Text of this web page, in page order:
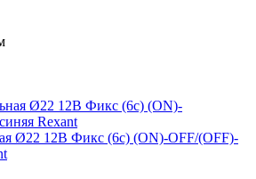
Ø22 12В Фикс (6с) (ON)-OFF/(OFF)-